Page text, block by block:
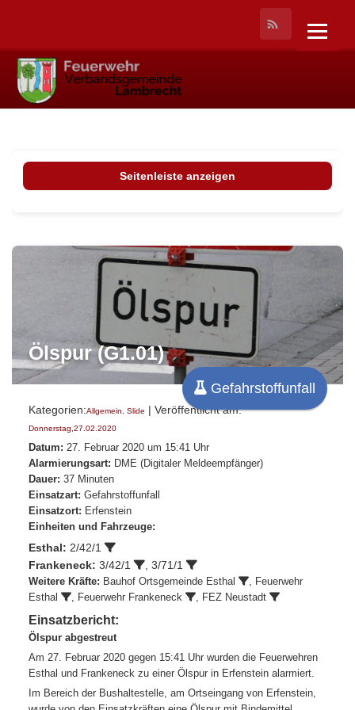
Ölspur (G1.01)
Gefahrstoffunfall
Kategorien:Allgemein Slide | Veröffentlicht am:
Donnerstag,27.02.2020
Datum: 27. Februar 2020 um 15:41 Uhr
Alarmierungsart: DME (Digitaler Meldeempfänger)
Dauer: 37 Minuten
Einsatzart: Gefahrstoffunfall
Einsatzort: Erfenstein
Einheiten und Fahrzeuge:
Esthal: 2/42/1
Frankeneck: 3/42/1 3/71/1
Weitere Kräfte: Bauhof Ortsgemeinde Esthal
Feuerwehr
Esthal
Feuerwehr Frankeneck , FEZ Neustadt
Einsatzbericht:
Ölspur abgestreut
Am 27. Februar 2020 gegen 15:41 Uhr wurden die Feuerwehren
Esthal und Frankeneck zu einer Ölspur in Erfenstein alarmiert.
Im Bereich der Bushaltestelle, am Ortseingang von Erfenstein,
Seitenleiste anzeigen